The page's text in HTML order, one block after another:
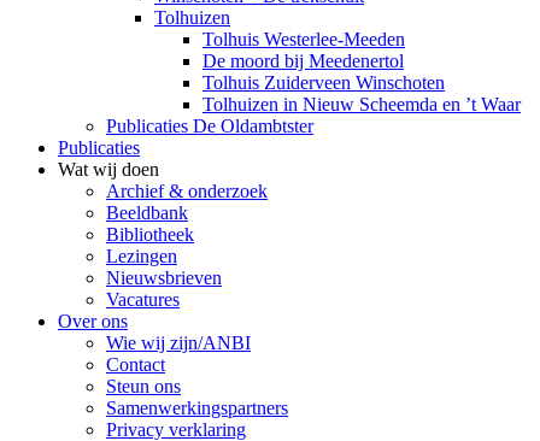
Tolhuizen
Tolhuis Westerlee-Meeden
De moord bij Meedenertol
Tolhuis Zuiderveen Winschoten
Tolhuizen in Nieuw Scheemda en ’t Waar
Publicaties De Oldambtster
Publicaties
Wat wij doen
Archief & onderzoek
Beeldbank
Bibliotheek
Lezingen
Nieuwsbrieven
Vacatures
Over ons
Wie wij zijn/ANBI
Contact
Steun ons
Samenwerkingspartners
Privacy verklaring